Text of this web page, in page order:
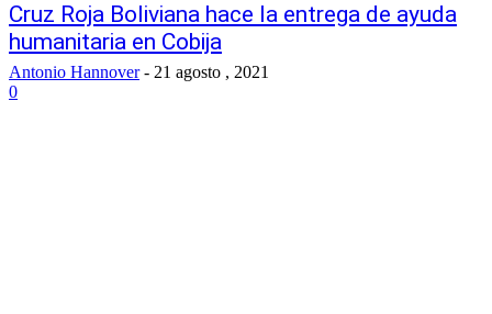
Cruz Roja Boliviana hace la entrega de ayuda
humanitaria en Cobija
Antonio Hannover - 21 agosto , 2021
0